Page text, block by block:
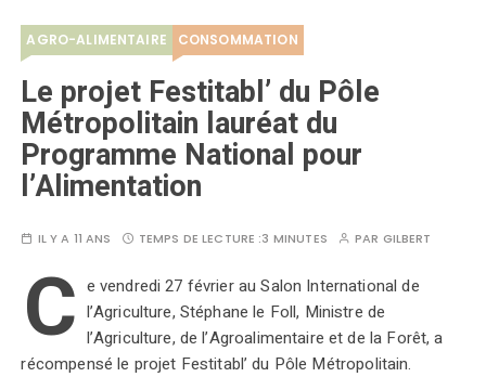
AGRO-ALIMENTAIRE CONSOMMATION
Le projet Festitabl’ du Pôle
Métropolitain lauréat du
Programme National pour
l’Alimentation
IL Y A 11 ANS TEMPS DE LECTURE :3 MINUTES PAR GILBERT
C e vendredi 27 février au Salon International de
l’Agriculture, Stéphane le Foll, Ministre de
l’Agriculture, de l’Agroalimentaire et de la Forêt, a
récompensé le projet Festitabl’ du Pôle Métropolitain.